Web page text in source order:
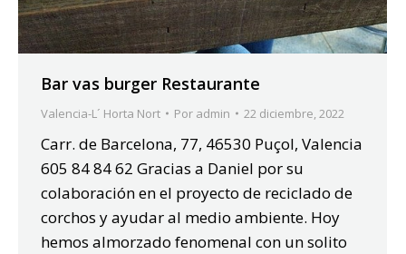
Bar vas burger Restaurante
Valencia-L´ Horta Nort Por admin 22 diciembre, 2022
Carr. de Barcelona, 77, 46530 Puçol, Valencia
605 84 84 62 Gracias a Daniel por su
colaboración en el proyecto de reciclado de
corchos y ayudar al medio ambiente. Hoy
hemos almorzado fenomenal con un solito